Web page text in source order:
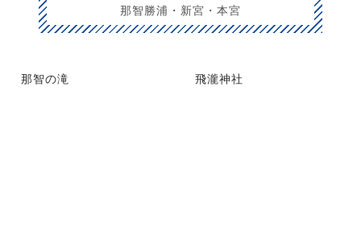
那智勝浦・新宮・本宮
那智の滝 飛瀧神社